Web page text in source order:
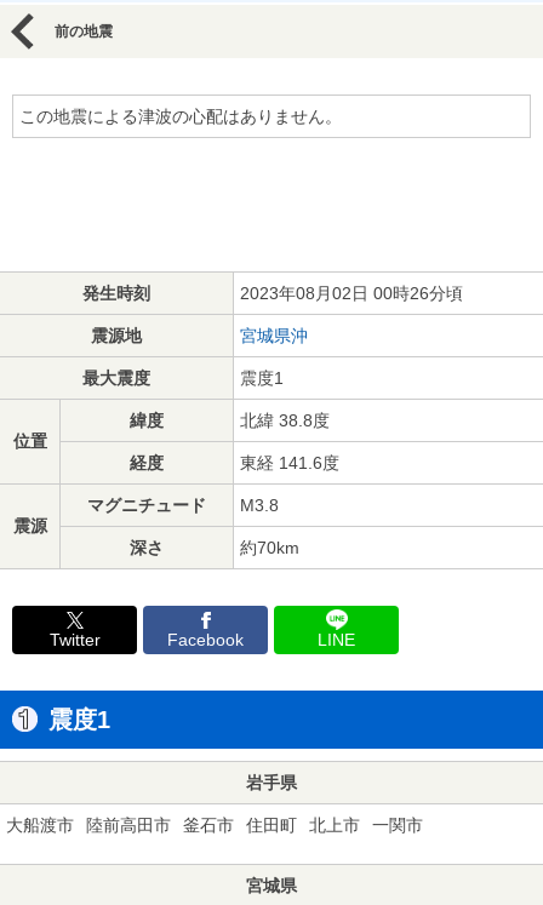
前の地震
この地震による津波の心配はありません。
発生時刻 2023年08月02日 00時26分頃
震源地 宮城県沖
最大震度 震度1
位置
緯度 北緯 38.8度
経度 東経 141.6度
震源
マグニチュード M3.8
深さ 約70km
Twitter Facebook LINE
震度1
岩手県
大船渡市 陸前高田市 釜石市 住田町 北上市 一関市
宮城県